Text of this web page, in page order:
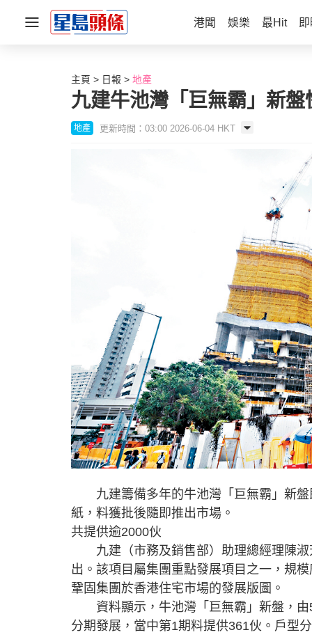
港聞 娛樂 最Hit
主頁 日報 地產
九建牛池灣「巨無霸」新盤
地產 更新時間：03:00 2026-06-04 HKT
九建籌備多年的牛池灣「巨無霸」新盤
紙，料獲批後隨即推出市場。
共提供逾2000伙
九建（市務及銷售部）助理總經理陳淑
出。該項目屬集團重點發展項目之一，規
鞏固集團於香港住宅市場的發展版圖。
資料顯示，牛池灣「巨無霸」新盤，由
分期發展，當中第1期料提供361伙。戶型